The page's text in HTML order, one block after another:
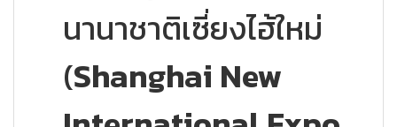
นานาชาติเซี่ยงไฮ้ใหม่
(Shanghai New